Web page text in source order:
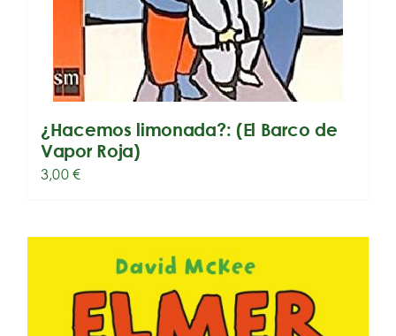
¿Hacemos limonada?: (El Barco de
Vapor Roja)
3,00€